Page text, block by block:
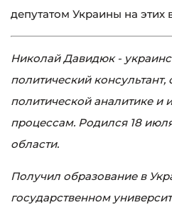
депутатом Украины на этих
Николай Давидюк -
политический консультант,
политической аналитике и
процессам. Родился 18
области.
Получил образование в
государственном